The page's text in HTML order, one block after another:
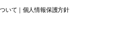
いて 個人情報保護方針